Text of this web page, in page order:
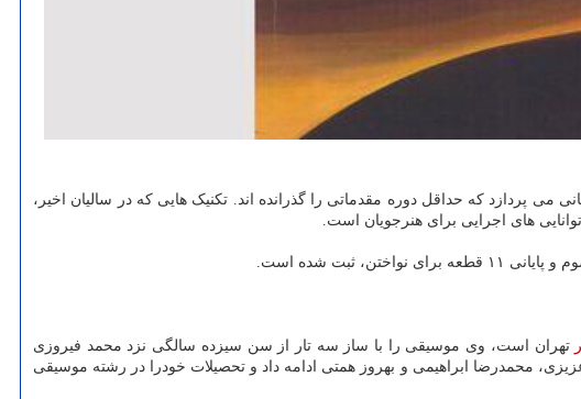
پردازد که حداقل دوره مقدماتی را گذرانده اند. تکنیک هایی که در سالیان اخیر،
های اجرایی برای هنرجویان است.
تهران است، وی موسیقی را با ساز سه تار از سن سیزده سالگی نزد محمد فیروزی
محمدرضا ابراهیمی و بهروز همتی ادامه داد و تحصیلات خودرا در رشته موسیقی